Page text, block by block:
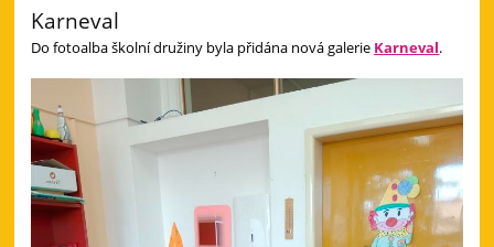
Karneval
Do fotoalba školní družiny byla přidána nová galerie Karneval.